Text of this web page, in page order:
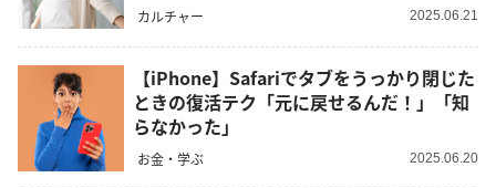
カルチャー 2025.06.21
【iPhone】Safariでタブをうっかり閉じた
ときの復活テク「元に戻せるんだ！」「知
らなかった」
お金・学ぶ 2025.06.20